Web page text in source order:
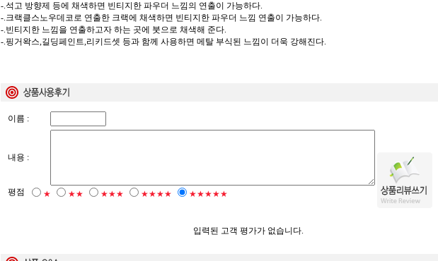
-.석고 방향제 등에 채색하면 빈티지한 파우더 느낌의 연출이 가능하다.
-.크랙클스노우데코로 연출한 크랙에 채색하면 빈티지한 파우더 느낌 연출이 가능하다.
-.빈티지한 느낌을 연출하고자 하는 곳에 붓으로 채색해 준다.
-.핑거왁스,길딩페인트,리키드셋 등과 함께 사용하면 메탈 부식된 느낌이 더욱 강해진다.
이름 :
내용 :
평점 ★ ★★ ★★★ ★★★★ ★★★★★
입력된 고객 평가가 없습니다.